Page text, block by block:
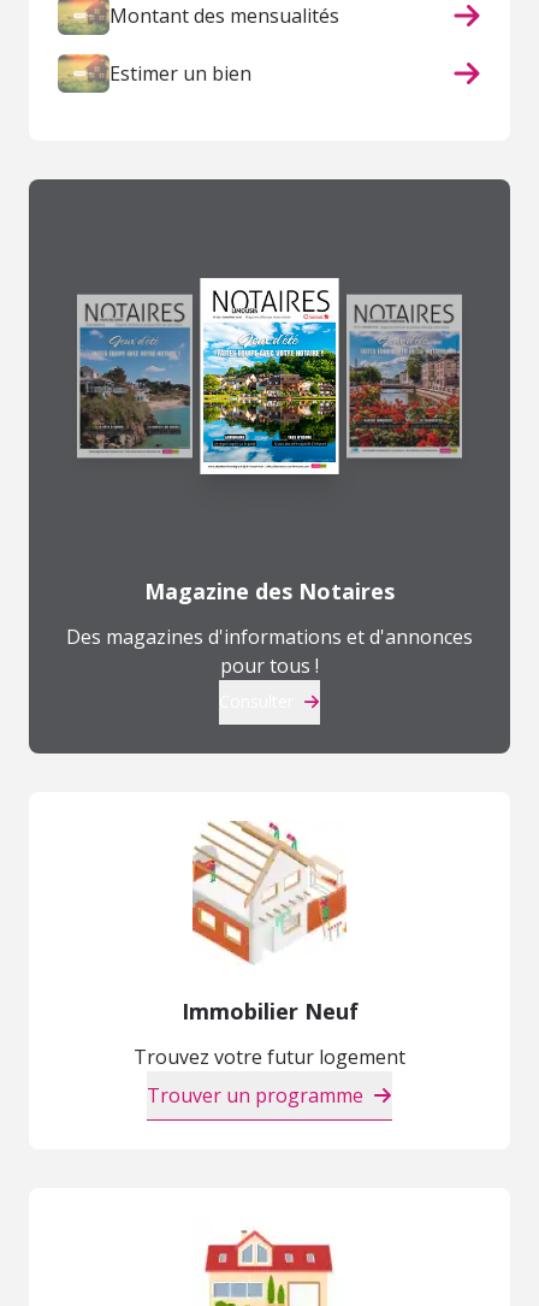
Montant des mensualités
Estimer un bien
Magazine des Notaires
Des magazines d'informations et d'annonces
pour tous !
Immobilier Neuf
Trouvez votre futur logement
Trouver un programme